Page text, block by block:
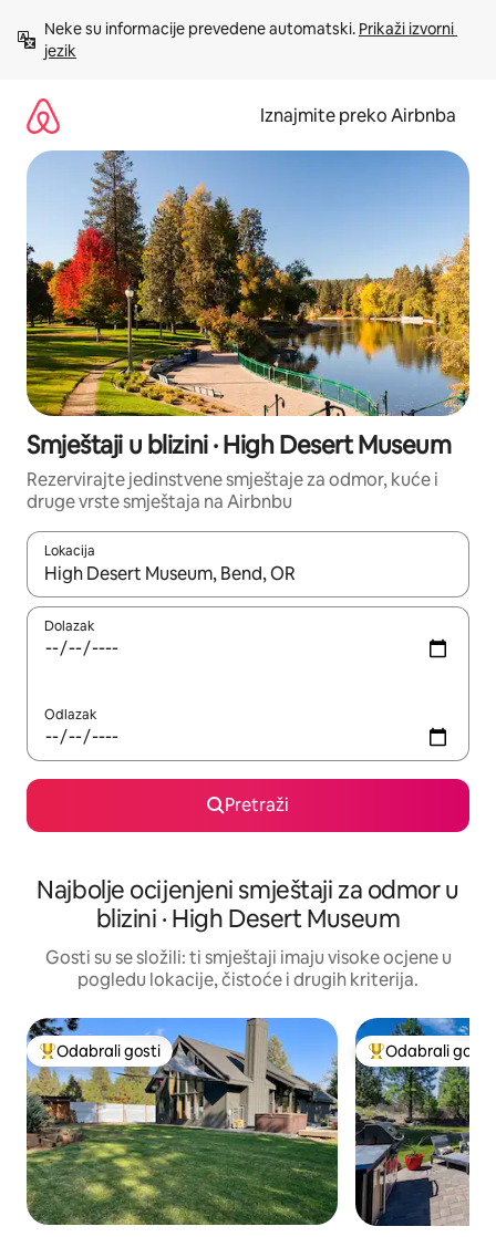
sadržaj
Neke su informacije prevedene automatski. Prikaži izvorni
jezik
Iznajmite preko Airbnba
Smještaji u blizini · High Desert Museum
Rezervirajte jedinstvene smještaje za odmor, kuće i
druge vrste smještaja na Airbnbu
Lokacija
Kada budu dostupni rezultati, moći ćete ih pregledati
Dolazak
Odlazak
Pretraži
Najbolje ocijenjeni smještaji za odmor u
blizini · High Desert Museum
Gosti su se složili: ti smještaji imaju visoke ocjene u
pogledu lokacije, čistoće i drugih kriterija.
Među najviše rangiranima s oznakom „Odabrali gosti”
Odabrali gosti Među najviše
Odabrali gosti